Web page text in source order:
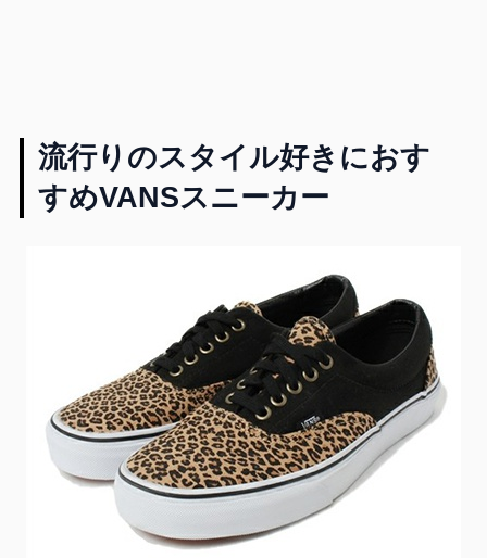
流行りのスタイル好きにおす
すめVANSスニーカー